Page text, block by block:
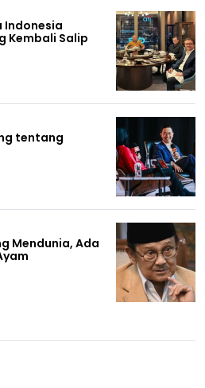
Indonesia
Kembali Salip
tentang
Mendunia, Ada